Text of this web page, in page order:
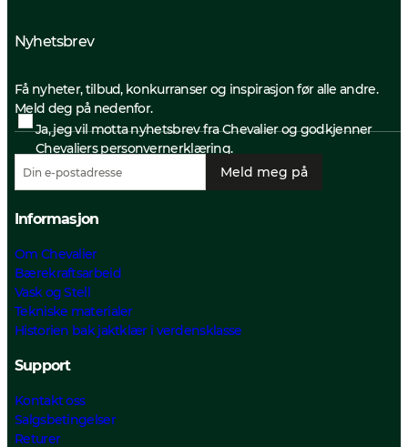
Nyhetsbrev
Få nyheter, tilbud, konkurranser og inspirasjon før alle andre.
Meld deg på nedenfor.
Ja, jeg vil motta nyhetsbrev fra Chevalier og godkjenner
Chevaliers personvernerklæring.
Meld meg på
Informasjon
Om Chevalier
Bærekraftsarbeid
Vask og Stell
Tekniske materialer
Historien bak jaktklær i verdensklasse
Support
Kontakt oss
Salgsbetingelser
Returer